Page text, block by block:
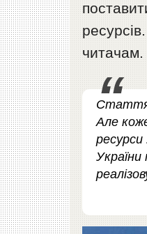
читачам.
Стаття
Але